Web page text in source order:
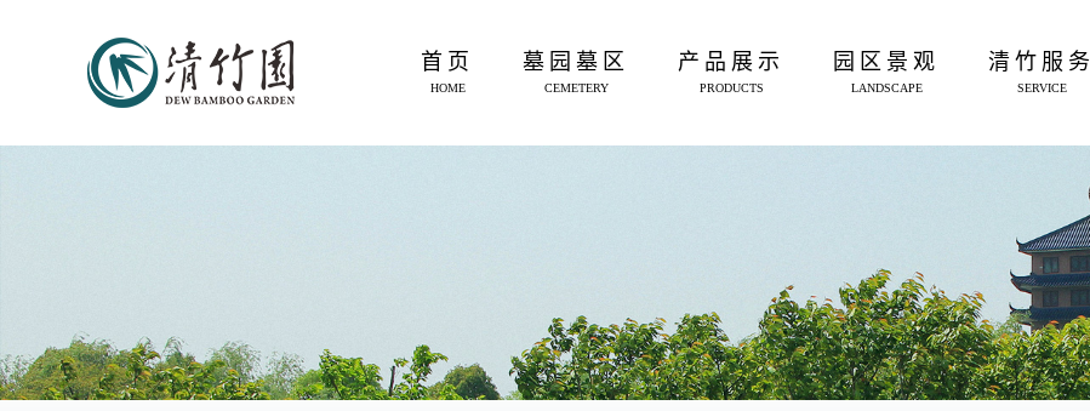
首页
HOME
墓园墓区
CEMETERY
产品展示
PRODUCTS
园区景观
LANDSCAPE
清竹服务
SERVICE